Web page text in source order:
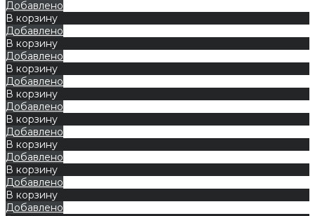
Добавлено
В корзину
Добавлено
В корзину
Добавлено
В корзину
Добавлено
В корзину
Добавлено
В корзину
Добавлено
В корзину
Добавлено
В корзину
Добавлено
В корзину
Добавлено